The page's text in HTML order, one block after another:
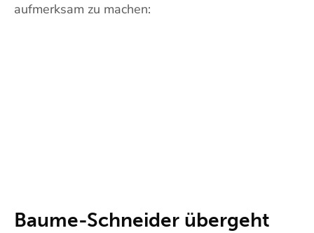
aufmerksam zu machen:
Baume-Schneider übergeht